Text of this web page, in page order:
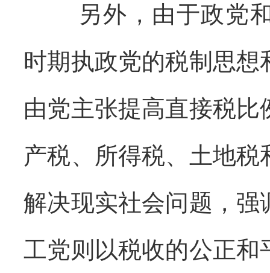
另外，由于政党
时期执政党的税制思
由党主张提高直接税
产税、所得税、土地
解决现实社会问题，
工党则以税收的公正